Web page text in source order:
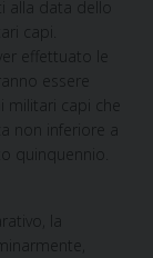
data dello
capi.
effettuato le
essere
capi che
non inferiore a
quinquennio.
la